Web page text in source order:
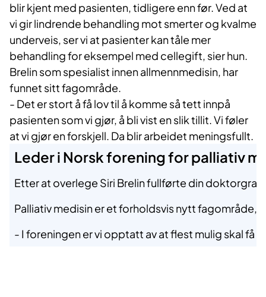
blir kjent med pasienten, tidligere enn før. Ved at
vi gir lindrende behandling mot smerter og kvalme
underveis, ser vi at pasienter kan tåle mer
behandling for eksempel med cellegift, sier hun.
Brelin som spesialist innen allmennmedisin, har
funnet sitt fagområde.
- Det er stort å få lov til å komme så tett innpå
pasienten som vi gjør, å bli vist en slik tillit. Vi føler
at vi gjør en forskjell. Da blir arbeidet meningsfullt.
​Leder i Norsk forening for palliativ
Etter at overlege Siri Brelin fullførte din
Palliativ medisin er et forholdsvis nytt fagområde,
- I foreningen er vi opptatt av at flest mulig skal